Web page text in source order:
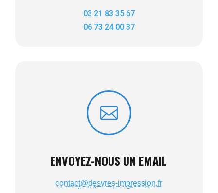
03 21 83 35 67
06 73 24 00 37

ENVOYEZ-NOUS UN EMAIL
c̣o͎n̼t̺̮a̖c̼ṱ̪@̲̦d̩ḙ̬s̲̟vͅr̤e̲̯ṣ͔-̺͍i̤m̞̘p̱͇r͖e̠s̠s͍i̜͈o͕͎n͍.̱̼f̝̯rͅ